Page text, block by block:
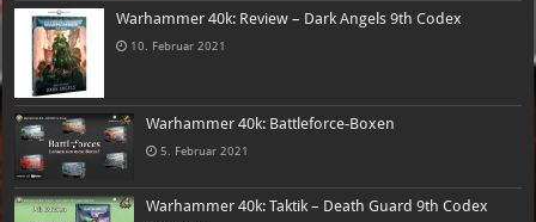
Warhammer 40k: Review – Dark Angels 9th Codex
10. Februar 2021
Warhammer 40k: Battleforce-Boxen
5. Februar 2021
Warhammer 40k: Taktik – Death Guard 9th Codex